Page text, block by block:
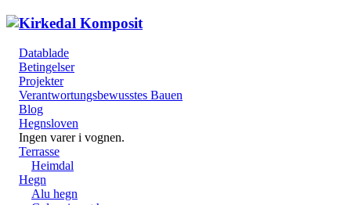
Datablade
Betingelser
Projekter
Verantwortungsbewusstes Bauen
Blog
Hegnsloven
Ingen varer i vognen.
Terrasse
Heimdal
Hegn
Alu hegn